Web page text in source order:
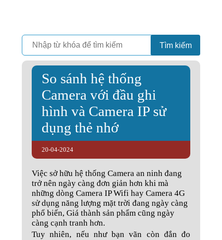
Vinh Phát Cần Thơ Tìm kiếm
So sánh hệ thống
Camera với đầu ghi
hình và Camera IP sử
dụng thẻ nhớ
20-04-2024
Việc sở hữu hệ thống Camera an ninh đang
trở nên ngày càng đơn giản hơn khi mà
những dòng Camera IP Wifi hay Camera 4G
sử dụng năng lượng mặt trời đang ngày càng
phổ biến, Giá thành sản phẩm cũng ngày
càng cạnh tranh hơn.
Tuy nhiên, nếu như bạn vãn còn đắn đo